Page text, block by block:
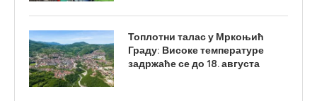
Топлотни талас у Мркоњић
Граду: Високе температуре
задржаће се до 18. августа